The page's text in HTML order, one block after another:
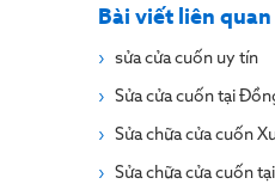
Bài viết liên quan
sửa cửa cuốn uy tín
Sửa cửa cuốn tại
Sửa chữa cửa cuốn
Sửa chữa cửa cuốn